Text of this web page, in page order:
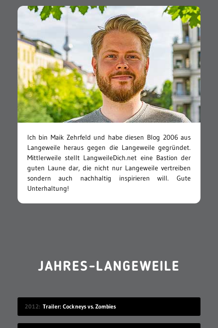
Ich bin Maik Zehrfeld und habe diesen Blog 2006 aus
Langeweile heraus gegen die Langeweile gegründet.
Mittlerweile stellt LangweileDich.net eine Bastion der
guten Laune dar, die nicht nur Langeweile vertreiben
sondern auch nachhaltig inspirieren will. Gute
Unterhaltung!
JAHRES-LANGEWEILE
2012 Trailer: Cockneys vs. Zombies